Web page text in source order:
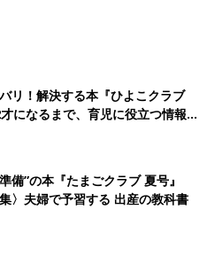
リ！解決する本『ひよこクラブ
になるまで、育児に役立つ情報が
備”の本『たまごクラブ 夏号』
〉夫婦で予習する 出産の教科書